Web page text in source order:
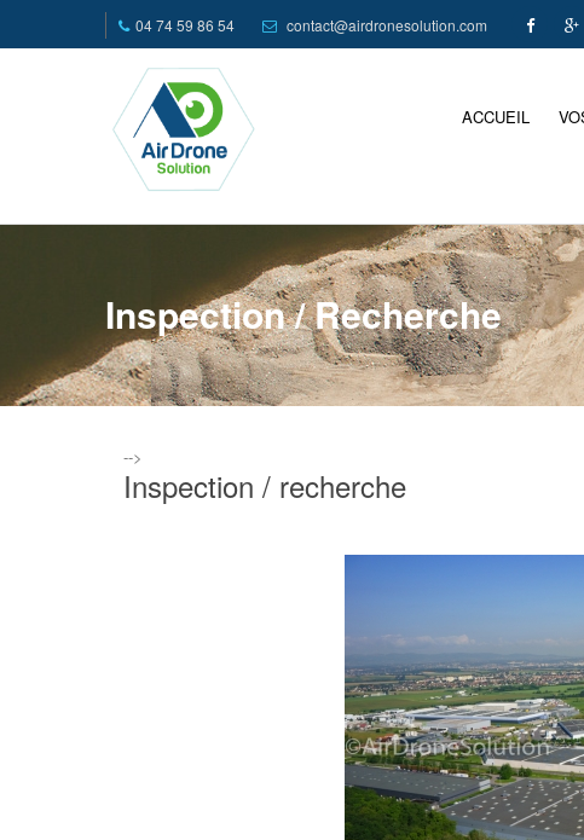
04 74 59 86 54 contact@airdronesolution.com
ACCUEIL
Inspection / Recherche
-->
Inspection / recherche